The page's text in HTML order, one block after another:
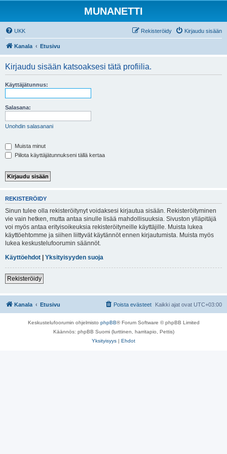
MUNANETTI
UKK Kirjaudu sisään
Rekisteröidy
Kanala Etusivu
Kirjaudu sisään katsoaksesi tätä profiilia.
Käyttäjätunnus:
Salasana:
Unohdin salasanani
Muista minut
Piilota käyttäjätunnukseni tällä kertaa
REKISTERÖIDY
Sinun tulee olla rekisteröitynyt voidaksesi kirjautua sisään. Rekisteröityminen
vie vain hetken, mutta antaa sinulle lisää mahdollisuuksia. Sivuston ylläpitäjä
voi myös antaa erityisoikeuksia rekisteröityneille käyttäjille. Muista lukea
käyttöehtomme ja siihen liittyvät käytännöt ennen kirjautumista. Muista myös
lukea keskustelufoorumin säännöt.
Käyttöehdot | Yksityisyyden suoja
Rekisteröidy
Kanala Etusivu Kaikki ajat ovat UTC+03:00
Poista evästeet
Keskustelufoorumin ohjelmisto phpBB® Forum Software © phpBB Limited
Käännös: phpBB Suomi (lurttinen, harritapio, Pettis)
Yksityisyys | Ehdot